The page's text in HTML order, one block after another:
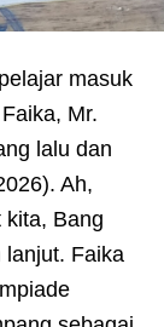
masuk
Mr.
lalu dan
Ah,
kita, Bang
lanjut. Faika